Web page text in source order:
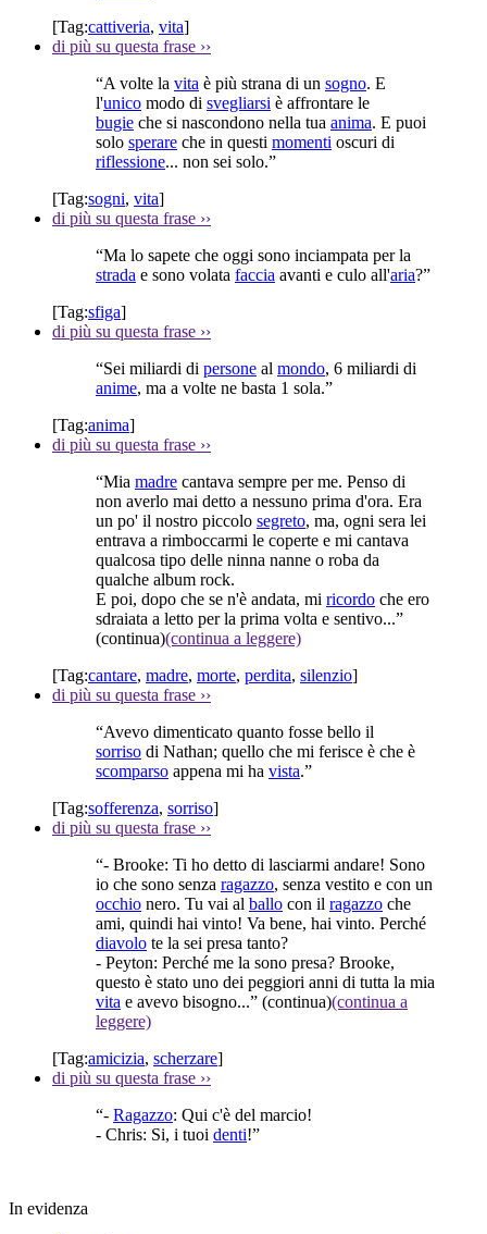
[Tag:cattiveria, vita]
di più su questa frase ››
“A volte la vita è più strana di un sogno. E
l'unico modo di svegliarsi è affrontare le
bugie che si nascondono nella tua anima. E puoi
solo sperare che in questi momenti oscuri di
riflessione... non sei solo.”
[Tag:sogni, vita]
di più su questa frase ››
“Ma lo sapete che oggi sono inciampata per la
strada e sono volata faccia avanti e culo all'aria?”
[Tag:sfiga]
di più su questa frase ››
“Sei miliardi di persone al mondo, 6 miliardi di
anime, ma a volte ne basta 1 sola.”
[Tag:anima]
di più su questa frase ››
“Mia madre cantava sempre per me. Penso di
non averlo mai detto a nessuno prima d'ora. Era
un po' il nostro piccolo segreto, ma, ogni sera lei
entrava a rimboccarmi le coperte e mi cantava
qualcosa tipo delle ninna nanne o roba da
qualche album rock.
E poi, dopo che se n'è andata, mi ricordo che ero
sdraiata a letto per la prima volta e sentivo...”
(continua)(continua a leggere)
[Tag:cantare, madre, morte, perdita, silenzio]
di più su questa frase ››
“Avevo dimenticato quanto fosse bello il
sorriso di Nathan; quello che mi ferisce è che è
scomparso appena mi ha vista.”
[Tag:sofferenza, sorriso]
di più su questa frase ››
“- Brooke: Ti ho detto di lasciarmi andare! Sono
io che sono senza ragazzo, senza vestito e con un
occhio nero. Tu vai al ballo con il ragazzo che
ami, quindi hai vinto! Va bene, hai vinto. Perché
diavolo te la sei presa tanto?
- Peyton: Perché me la sono presa? Brooke,
questo è stato uno dei peggiori anni di tutta la mia
vita e avevo bisogno...” (continua)(continua a
leggere)
[Tag:amicizia, scherzare]
di più su questa frase ››
“- Ragazzo: Qui c'è del marcio!
- Chris: Si, i tuoi denti!”
In evidenza